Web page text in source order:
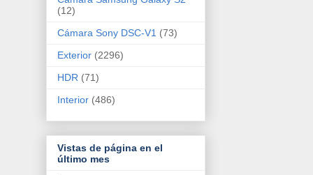
(12)
Cámara Sony DSC-V1 (73)
Exterior (2296)
HDR (71)
Interior (486)
Vistas de página en el
último mes